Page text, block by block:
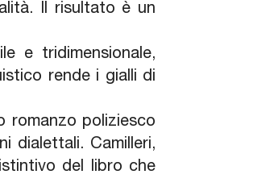
Il risultato è un
e tridimensionale,
rende i gialli di
romanzo poliziesco
dialettali. Camilleri,
del libro che